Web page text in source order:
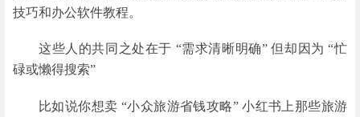
技巧和办公软件教程。
这些人的共同之处在于 “需求清晰明确” 但却因为 “忙
碌或懒得搜索”
比如说你想卖 “小众旅游省钱攻略” 小红书上那些旅游